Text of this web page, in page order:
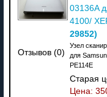
Отзывов (0)
03136A
4100/
29852)
Узел
для
PE114E
Старая
Цена: